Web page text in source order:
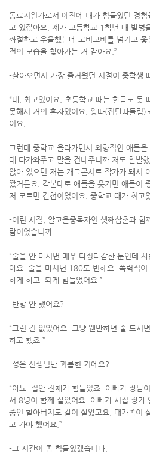
동료지원가로서 예전에 내가 힘들었던 경
고 있잖아요. 제가 고등학교 1학년 때 발병
좌절하고 우울했는데 고비고비를 넘기고
전의 모습을 찾아가는 거 같아요.”
-살아오면서 가장 즐거웠던 시절이 중학생
“네. 최고였어요. 초등학교 때는 한글도 못
못해서 거의 혼자였어요. 왕따(집단따돌림
어요.
그런데 중학교 올라가면서 외향적인 애들
테 다가와주고 말을 건네주니까 저도 활발
앉아 있으면 저는 개그콘서트 작가가 돼서
짰거든요. 각본대로 애들을 웃기면 애들이
저 모르면 간첩이었어요. 중학교 때가 최고
-어린 시절, 알코올중독자인 셋째삼촌과 함
람이었습니까.
“술을 안 마시면 매우 다정다감한 분인데
아요. 술을 마시면 180도 변해요. 폭력적
하게 하고. 되게 힘들었어요.”
-반항 안 했어요?
“그런 건 없었어요. 그냥 웬만하면 술 드시
하고 했죠.”
-성은 선생님만 괴롭힌 거에요?
“아뇨. 집안 전체가 힘들었죠. 아빠가 장남
서 8명이 함께 살았어요. 아빠가 시집·장가
중인 할아버지도 같이 살았고요. 대가족이
고 가야 했어요.”
-그 시간이 좀 힘들었겠습니다.